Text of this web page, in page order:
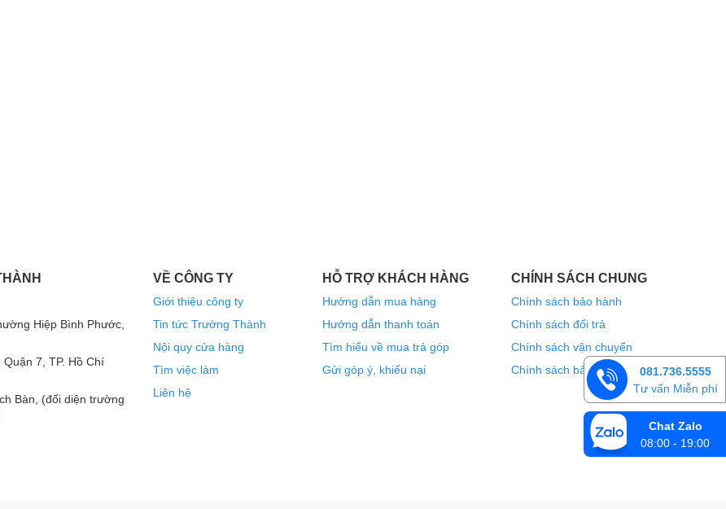
cấp khả năng xử lý công suất lớn hơn và
và nén công suất
đáp ứng tần số cao tuyệt vời và khả năng
thiện bằng nhựa vinyl mang lại vẻ ngoài
mượt mà khi bật và tắt trục
kết với cài đặt của bạn
cà phê, hội trường, phòng học, v.v.
trầm.
Hiệp Bình Phước,
7, TP. Hồ Chí
Bàn, (đối diện trường
VỀ CÔNG TY
Giới thiệu công ty
Tin tức Trường Thành
Nội quy cửa hàng
Tìm việc làm
Liên hệ
HỖ TRỢ KHÁCH HÀNG
Hướng dẫn mua hàng
Hướng dẫn thanh toán
Tìm hiểu về mua trả góp
Gửi góp ý, khiếu nại
CHÍNH SÁCH CHUNG
Chính sách bảo hành
Chính sách đổi trả
Chính sách vận chuyển
Chính sách bảo mật thông tin081.736.5555
Tư vấn Miễn phí
Chat Zalo
08:00 - 19:00